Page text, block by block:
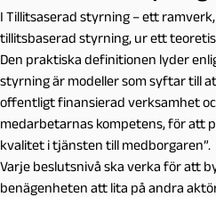
I Tillitsaserad styrning – ett
tillitsbaserad styrning, ur ett
Den praktiska definitionen lyder
styrning är modeller som syftar till
offentligt finansierad verksamhet
medarbetarnas kompetens, för att
kvalitet i tjänsten till medborgaren”.
Varje beslutsnivå ska verka för att
benägenheten att lita på andra